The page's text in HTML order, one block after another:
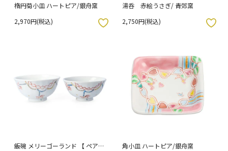
楕円菊小皿 ハートピア/銀舟窯
2,970円(税込)
湯呑 赤絵うさぎ/ 青郊窯
2,750円(税込)
お気に入りボタン
飯碗 メリーゴーランド 【 ペアセ
角小皿 ハートピア/銀舟窯